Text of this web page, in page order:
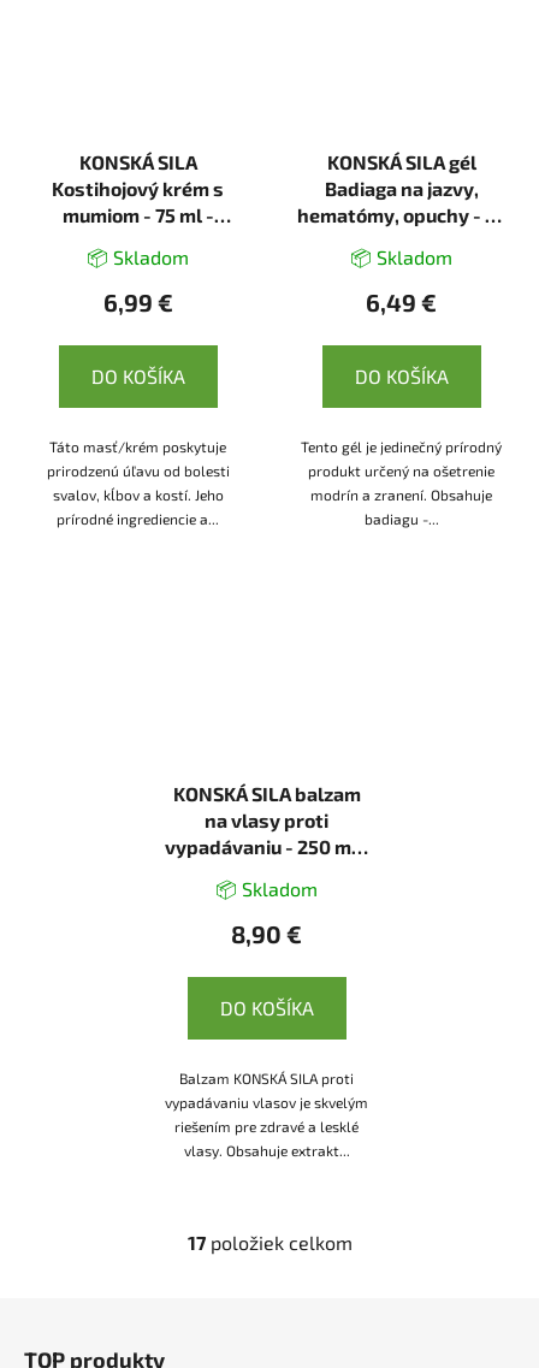
KONSKÁ SILA
Kostihojový krém s
mumiom - 75 ml -
📦 Skladom
6,99 €
DO KOŠÍKA
Táto masť/krém poskytuje
prirodzenú úľavu od bolesti
svalov, kĺbov a kostí. Jeho
prírodné ingrediencie a...
KONSKÁ SILA gél
Badiaga na jazvy,
hematómy, opuchy - 75
📦 Skladom
6,49 €
DO KOŠÍKA
Tento gél je jedinečný prírodný
produkt určený na ošetrenie
modrín a zranení. Obsahuje
badiagu -...
KONSKÁ SILA balzam
na vlasy proti
vypadávaniu - 250 ml -
📦 Skladom
8,90 €
DO KOŠÍKA
Balzam KONSKÁ SILA proti
vypadávaniu vlasov je skvelým
riešením pre zdravé a lesklé
vlasy. Obsahuje extrakt...
O
17položiek celkom
TOP produkty